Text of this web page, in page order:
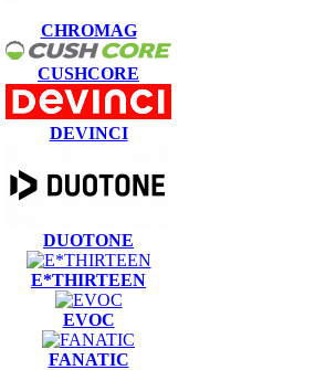
CHROMAG
CUSHCORE
DEVINCI
DUOTONE
E*THIRTEEN
EVOC
FANATIC